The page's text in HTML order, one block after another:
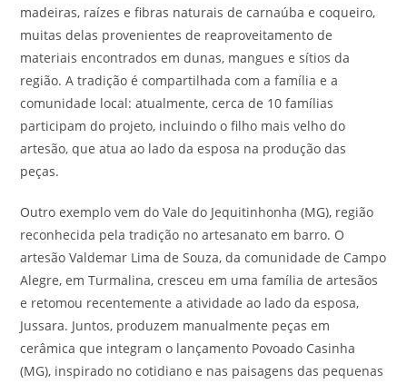
madeiras, raízes e fibras naturais de carnaúba e coqueiro,
muitas delas provenientes de reaproveitamento de
materiais encontrados em dunas, mangues e sítios da
região. A tradição é compartilhada com a família e a
comunidade local: atualmente, cerca de 10 famílias
participam do projeto, incluindo o filho mais velho do
artesão, que atua ao lado da esposa na produção das
peças.
Outro exemplo vem do Vale do Jequitinhonha (MG), região
reconhecida pela tradição no artesanato em barro. O
artesão Valdemar Lima de Souza, da comunidade de Campo
Alegre, em Turmalina, cresceu em uma família de artesãos
e retomou recentemente a atividade ao lado da esposa,
Jussara. Juntos, produzem manualmente peças em
cerâmica que integram o lançamento Povoado Casinha
(MG), inspirado no cotidiano e nas paisagens das pequenas